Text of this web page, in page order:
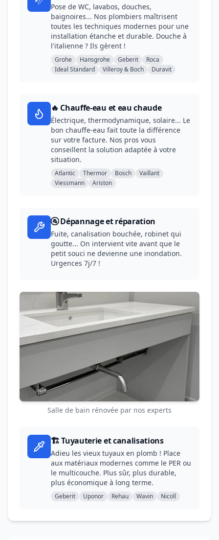
Pose de WC, lavabos, douches,
baignoires... Nos plombiers maîtrisent
toutes les techniques modernes pour une
installation étanche et durable. Douche à
l'italienne ? Ils gèrent !
Grohe Hansgrohe Geberit
Roca
Ideal Standard
Villeroy & Boch Duravit
🔥 Chauffe-eau et eau chaude
Électrique, thermodynamique, solaire... Le
bon chauffe-eau fait toute la différence
sur votre facture. Nos pros vous
conseillent la solution adaptée à votre
situation.
Atlantic Thermor Bosch
Vaillant
Viessmann
Ariston
🚰 Dépannage et réparation
Fuite, canalisation bouchée, robinet qui
goutte... On intervient vite avant que le
petit souci ne devienne une inondation.
Urgences 7j/7 !
Salle de bain rénovée par nos experts
🏗️ Tuyauterie et canalisations
Adieu les vieux tuyaux en plomb ! Place
aux matériaux modernes comme le PER ou
le multicouche. Plus sûr, plus durable,
plus économique à long terme.
Geberit Uponor Rehau Wavin Nicoll